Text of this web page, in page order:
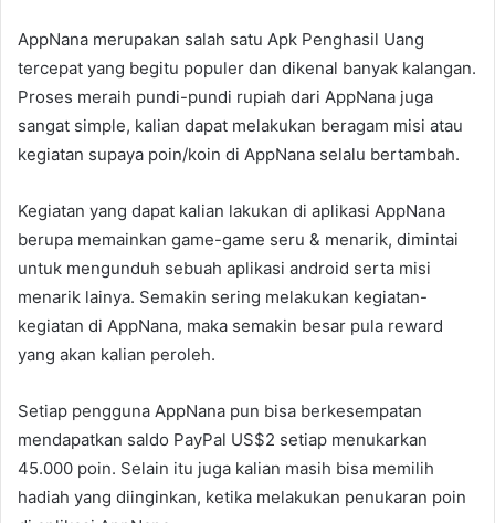
AppNana merupakan salah satu Apk Penghasil Uang
tercepat yang begitu populer dan dikenal banyak kalangan.
Proses meraih pundi-pundi rupiah dari AppNana juga
sangat simple, kalian dapat melakukan beragam misi atau
kegiatan supaya poin/koin di AppNana selalu bertambah.
Kegiatan yang dapat kalian lakukan di aplikasi AppNana
berupa memainkan game-game seru & menarik, dimintai
untuk mengunduh sebuah aplikasi android serta misi
menarik lainya. Semakin sering melakukan kegiatan-
kegiatan di AppNana, maka semakin besar pula reward
yang akan kalian peroleh.
Setiap pengguna AppNana pun bisa berkesempatan
mendapatkan saldo PayPal US$2 setiap menukarkan
45.000 poin. Selain itu juga kalian masih bisa memilih
hadiah yang diinginkan, ketika melakukan penukaran poin